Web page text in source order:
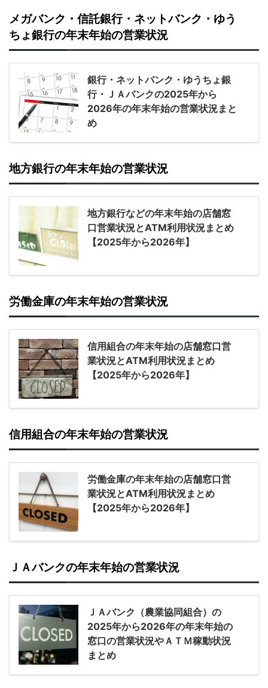
メガバンク・信託銀行・ネットバンク・ゆう
ちょ銀行の年末年始の営業状況
銀行・ネットバンク・ゆうちょ銀
行・ＪＡバンクの2025年から
2026年の年末年始の営業状況まと
め
地方銀行の年末年始の営業状況
地方銀行などの年末年始の店舗窓
口営業状況とATM利用状況まとめ
【2025年から2026年】
労働金庫の年末年始の営業状況
信用組合の年末年始の店舗窓口営
業状況とATM利用状況まとめ
【2025年から2026年】
信用組合の年末年始の営業状況
労働金庫の年末年始の店舗窓口営
業状況とATM利用状況まとめ
【2025年から2026年】
ＪＡバンクの年末年始の営業状況
ＪＡバンク（農業協同組合）の
2025年から2026年の年末年始の
窓口の営業状況やＡＴＭ稼動状況
まとめ